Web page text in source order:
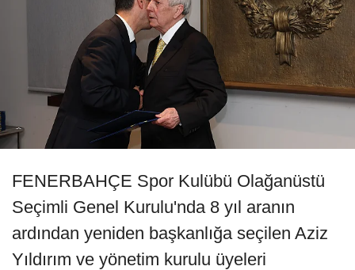
FENERBAHÇE Spor Kulübü Olağanüstü
Seçimli Genel Kurulu'nda 8 yıl aranın
ardından yeniden başkanlığa seçilen Aziz
Yıldırım ve yönetim kurulu üyeleri